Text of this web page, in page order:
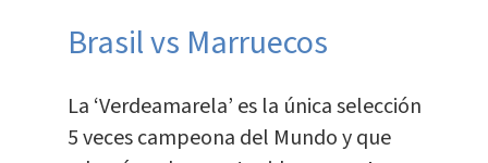
Brasil vs Marruecos
La ‘Verdeamarela’ es la única selección
5 veces campeona del Mundo y que